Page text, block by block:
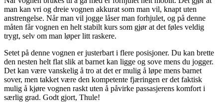
man kan vri og dreie vognen akkurat som man vil, knapt uten
anstrengelse. Når man vil jogge låser man forhjulet, og på denne
måten får vognen en helt stabilt kurs som gjør at det føles veldig
trygt, selv om man løper litt raskere.
Setet på denne vognen er justerbart i flere posisjoner. Du kan brette
den nesten helt flat slik at barnet kan ligge og sove mens du jogger.
Det kan være vanskelig å tro at det er mulig å løpe mens barnet
sover, men takket være den kompetente fjæringen er det faktisk
mulig å kjøre vognen raskt uten å påvirke passasjerens komfort i
særlig grad. Godt gjort, Thule!